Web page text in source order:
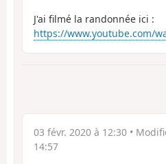
J'ai filmé la randonnée ici :
https://www.youtube.com/
03 févr. 2020 à 12:30 •
14:57